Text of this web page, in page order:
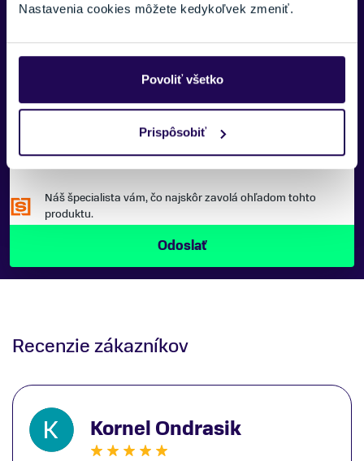
Nastavenia cookies môžete kedykoľvek zmeniť.
Povoliť všetko
Prispôsobiť
Zobraziť viac
TELEFÓNNE ČÍSLO:
Náš špecialista vám, čo najskôr zavolá ohľadom tohto
produktu.
Recenzie zákazníkov
Kornel Ondrasik